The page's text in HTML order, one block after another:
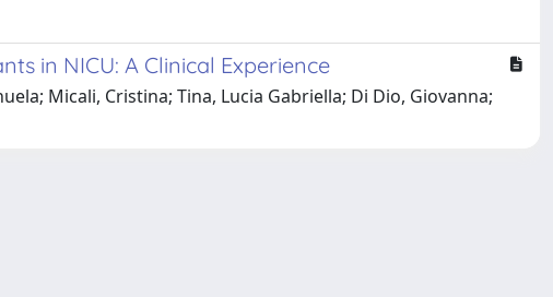
in NICU: A Clinical Experience
Micali, Cristina; Tina, Lucia Gabriella; Di Dio, Giovanna;